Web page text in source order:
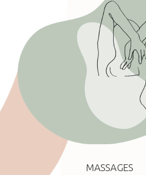
MASSAGES